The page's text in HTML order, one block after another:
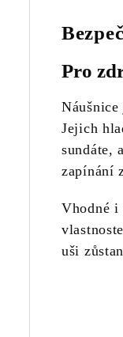
Pro
Jejich
sundáte,
zapínání
Vhodné i
uši